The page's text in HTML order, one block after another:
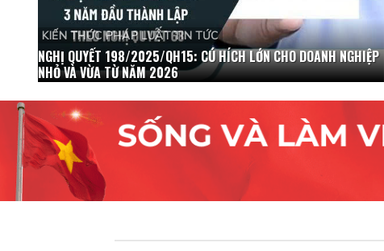
KIẾN THỨC PHÁP LUẬT TIN TỨC
NGHỊ QUYẾT 198/2025/QH15: CÚ HÍCH LỚN CHO DOANH NGHIỆP
NHỎ VÀ VỪA TỪ NĂM 2026